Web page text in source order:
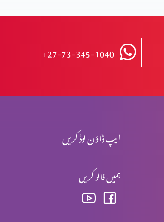
+27-73-345-1040
ایپ ڈاؤن لوڈ کریں
ہمیں فالو کریں